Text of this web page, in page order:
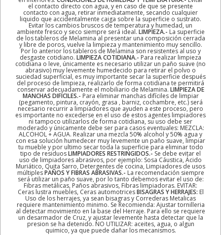
el contacto directo con agua, y en caso de que se presente
contacto con agua, retirar inmediatamente, secando cualquier
liquido que accidentalmente caiga sobre la superficie o sustrato.
Evitar los cambios bruscos de temperatura y humedad, un
ambiente fresco y seco siempre será ideal. LIMPIEZA.- La superficie
de los tableros de Melamina al presentar una composición cerrada
y libre de poros, vuelve la limpieza y mantenimiento muy sencillo.
Por lo anterior los tableros de Melamina son resistentes al uso y
desgaste cotidiano. LIMPIEZA COTIDIANA.- Para realizar limpieza
cotidiana o leve, únicamente es necesario utilizar un paño suave (no
abrasivo) muy levemente humedecido para retirar el polvo o
suciedad superficial, es muy importante secar la superficie después
del proceso de limpieza, realizarlo de forma cotidiana te permitirá
conservar adecuadamente el mobiliario de Melamina. LIMPIEZA DE
MANCHAS DIFÍCILES.- Para eliminar manchas difíciles de limpiar
(pegamento, pintura, crayón, grasa , barniz, cochambre, etc.) será
necesario recurrir a limpiadores que ayuden a este proceso, pero
es importante no excederse en el uso de estos agentes limpiadores
ni tampoco utilizarlos de forma cotidiana, su uso debe ser
moderado y únicamente debe ser para casos eventuales: MEZCLA:
ALCOHOL + AGUA. Realizar una mezcla 50% alcohol y 50% agua y
con esa solución humedecer muy levemente un paño suave, limpiar
tu mueble y por ultimo secar toda la superficie para eliminar todo
tipo de residuosLIMPIADORES RESTRINGIDOS.- Se debe evitar el
uso de limpiadores abrasivos, por ejemplo: Sosa Cáustica, Ácido
Muriático, Quita Sarro, Detergentes de cocina, Limpiadores de usos
múltiplesPAÑOS Y FIBRAS ABRASIVAS.- La recomendación siempre
será utilizar un paño suave, por lo tanto debemos evitar el uso de:
Fibras metálicas, Paños abrasivos, Fibras limpiadoras. EVITAR:
Ceras lustra muebles, Ceras automotricesBISAGRAS Y HERRAJES: El
Uso de los herrajes, ya sean bisagras y Correderas Metalicas
requiere mantenimiento minimo. Se Recomienda: Ajustar tornilleria
al detectar movimiento en la base del Herraje. Para ello se requiere
un desarmador de Cruz, y ajustar levemente hasta detectar que la
presion se ha detenido. NO UTILIZAR: aceites, agua, o algun
quimico, ya que puede dañar los mecanismos.